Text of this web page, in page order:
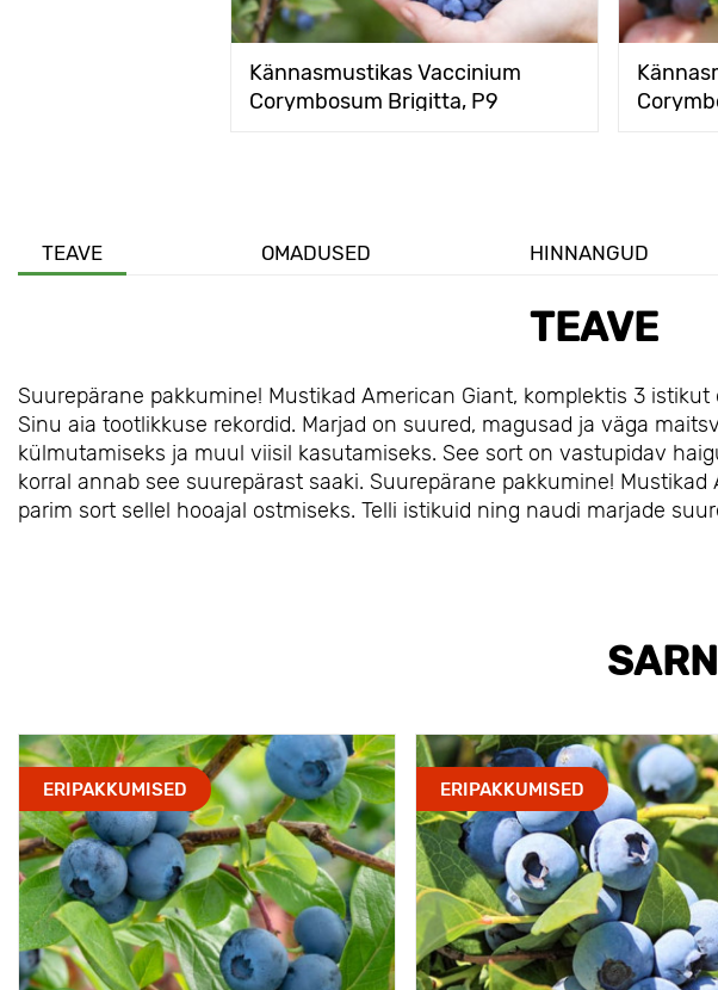
Kännasmustikas Vaccinium
Corymbosum Brigitta, P9
TEAVE OMADUSED HINNANGUD
TEAVE
Suurepärane pakkumine! Mustikad American Giant, komplektis 3
Sinu aia tootlikkuse rekordid. Marjad on suured, magusad ja väga
külmutamiseks ja muul viisil kasutamiseks. See sort on vastupidav
korral annab see suurepärast saaki. Suurepärane pakkumine!
parim sort sellel hooajal ostmiseks. Telli istikuid ning naudi marjade
ERIPAKKUMISED ERIPAKKUMISED